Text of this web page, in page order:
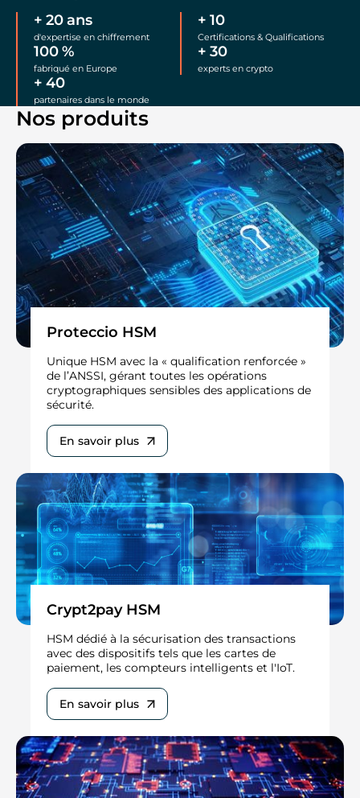
+ 20ans
d'expertise en chiffrement
+ 10
Certifications & Qualifications
100%
fabriqué en Europe
+ 30
experts en crypto
+ 40
partenaires dans le monde
Nos produits
Proteccio HSM
Unique HSM avec la « qualification renforcée »
de l’ANSSI, gérant toutes les opérations
cryptographiques sensibles des applications de
sécurité.
En savoir plus
Crypt2pay HSM
HSM dédié à la sécurisation des transactions
avec des dispositifs tels que les cartes de
paiement, les compteurs intelligents et l'IoT.
En savoir plus